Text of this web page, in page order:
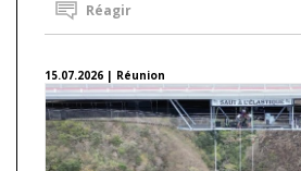
Réagir
15.07.2026 | Réunion